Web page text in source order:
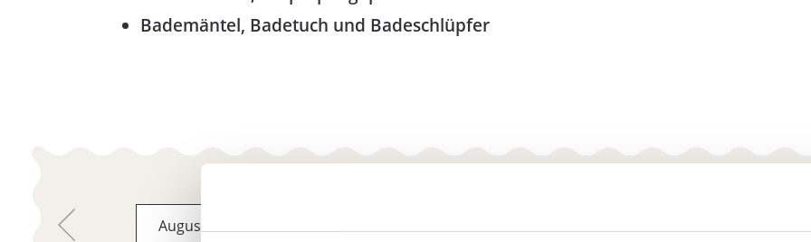
Bademäntel, Badetuch und Badeschlüpfer